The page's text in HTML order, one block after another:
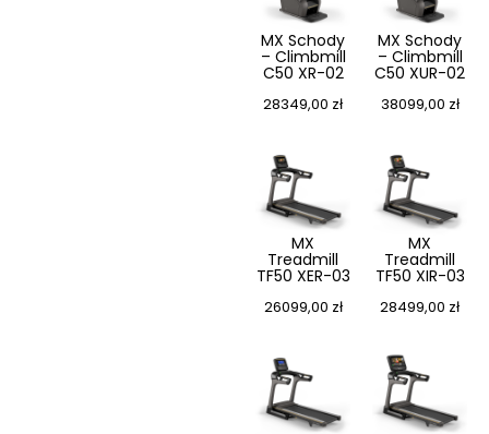
MX Schody
– Climbmill
C50 XR-02
28349,00 zł
MX Schody
– Climbmill
C50 XUR-02
38099,00 zł
MX
Treadmill
TF50 XER-03
26099,00 zł
MX
Treadmill
TF50 XIR-03
28499,00 zł